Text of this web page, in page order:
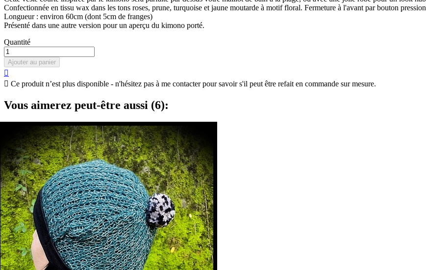
Confectionnée en tissu wax dans les tons roses, prune, turquoise et jaune moutarde à motif floral. Fermeture à l'avant par bouton
Longueur : environ 60cm (dont 5cm de franges)
Présenté dans une autre version pour un aperçu du kimono porté.
Quantité
Ajouter au panier

 Ce produit n’est plus disponible - n'hésitez pas à me contacter pour savoir s'il peut être refait en commande sur mesure.
Vous aimerez peut-être aussi (6):